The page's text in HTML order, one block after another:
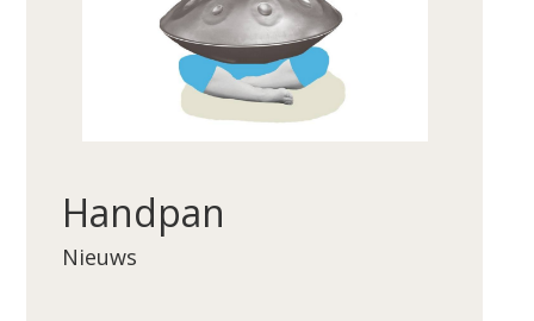
Handpan
Nieuws